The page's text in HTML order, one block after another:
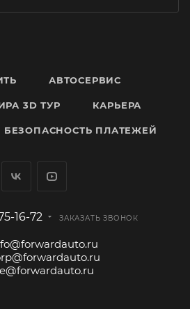
АВТОСЕРВИС
3D ТУР КАРЬЕРА
БЕЗОПАСНОСТЬ ПЛАТЕЖЕЙ
16-72 ЗАКАЗАТЬ ЗВОНОК